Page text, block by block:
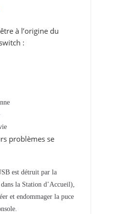
à l’origine du
:
problèmes se
est détruit par la
la Station d’Accueil),
et endommager la puce